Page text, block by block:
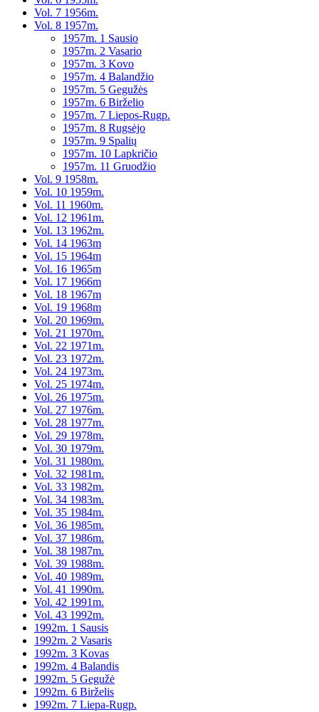
Vol. 7 1956m.
Vol. 8 1957m.
1957m. 1 Sausio
1957m. 2 Vasario
1957m. 3 Kovo
1957m. 4 Balandžio
1957m. 5 Gegužės
1957m. 6 Birželio
1957m. 7 Liepos-Rugp.
1957m. 8 Rugsėjo
1957m. 9 Spalių
1957m. 10 Lapkričio
1957m. 11 Gruodžio
Vol. 9 1958m.
Vol. 10 1959m.
Vol. 11 1960m.
Vol. 12 1961m.
Vol. 13 1962m.
Vol. 14 1963m
Vol. 15 1964m
Vol. 16 1965m
Vol. 17 1966m
Vol. 18 1967m
Vol. 19 1968m
Vol. 20 1969m.
Vol. 21 1970m.
Vol. 22 1971m.
Vol. 23 1972m.
Vol. 24 1973m.
Vol. 25 1974m.
Vol. 26 1975m.
Vol. 27 1976m.
Vol. 28 1977m.
Vol. 29 1978m.
Vol. 30 1979m.
Vol. 31 1980m.
Vol. 32 1981m.
Vol. 33 1982m.
Vol. 34 1983m.
Vol. 35 1984m.
Vol. 36 1985m.
Vol. 37 1986m.
Vol. 38 1987m.
Vol. 39 1988m.
Vol. 40 1989m.
Vol. 41 1990m.
Vol. 42 1991m.
Vol. 43 1992m.
1992m. 1 Sausis
1992m. 2 Vasaris
1992m. 3 Kovas
1992m. 4 Balandis
1992m. 5 Gegužė
1992m. 6 Birželis
1992m. 7 Liepa-Rugp.